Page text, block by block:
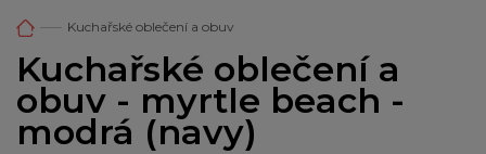
Kuchařské oblečení a obuv
Kuchařské oblečení a
obuv - myrtle beach -
modrá (navy)